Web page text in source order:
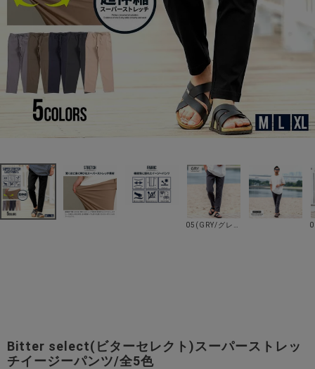
Bitter select(ビターセレクト)スーパーストレッ
チイージーパンツ/全5色